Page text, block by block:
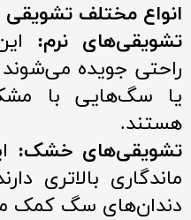
انواع مختلف
تشویقی‌های نرم:
راحتی جویده
یا سگ‌هایی با
هستند.
تشویقی‌های خشک:
ماندگاری بالاتری
دندان‌های سگ کمک